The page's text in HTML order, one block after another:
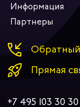
Информация
Партнеры
Прямая
+7 495 103 30 30